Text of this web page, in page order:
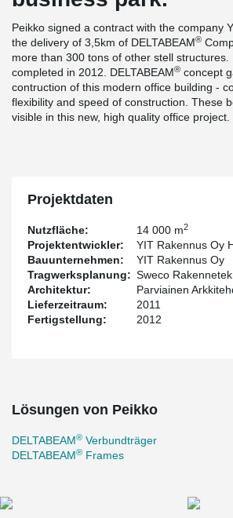
Peikko signed a contract with the company
the delivery of 3,5km of DELTABEAM®
more than 300 tons of other stell structures.
completed in 2012. DELTABEAM® concept
contruction of this modern office building -
flexibility and speed of construction. These
visible in this new, high quality office project.
Projektdaten
Nutzfläche: 14 000 m2
Projektentwickler:
YIT Rakennus Oy
Bauunternehmen:
YIT Rakennus Oy
Tragwerksplanung: Sweco
Architektur:
Parviainen
Lieferzeitraum:
2011
Fertigstellung:
2012
Lösungen von Peikko
DELTABEAM® Verbundträger
DELTABEAM® Frames